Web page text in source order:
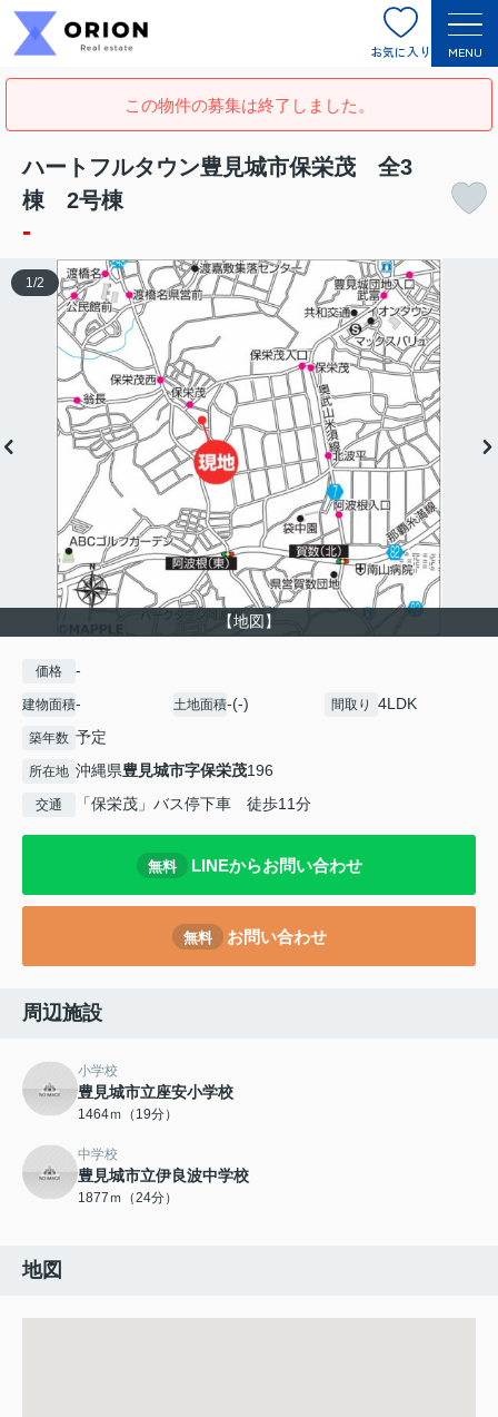
お気に入り MENU
この物件の募集は終了しました。
ハートフルタウン豊見城市保栄茂 全3
棟 2号棟
-
【地図】
1 /2
価格 -
建物面積- 土地面積-(-) 間取り 4LDK
築年数 予定
所在地 沖縄県豊見城市字保栄茂196
交通 「保栄茂」バス停下車 徒歩11分
無料 LINEからお問い合わせ
無料 お問い合わせ
周辺施設
小学校
豊見城市立座安小学校
1464ｍ（19分）
中学校
豊見城市立伊良波中学校
1877ｍ（24分）
地図